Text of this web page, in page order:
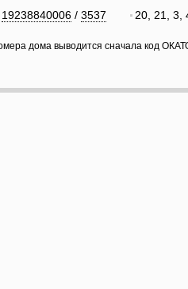
19238840006 / 3537 20, 21, 3,
дома выводится сначала код